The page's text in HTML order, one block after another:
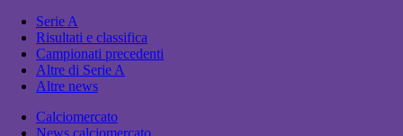
Serie A
Risultati e classifica
Campionati precedenti
Altre di Serie A
Altre news
Calciomercato